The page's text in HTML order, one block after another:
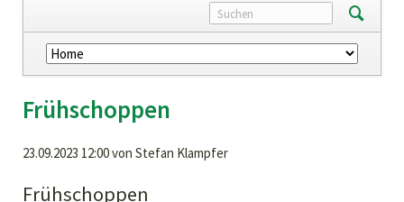
Navigation
überspringen
Frühschoppen
23.09.2023 12:00von Stefan Klampfer
Frühschoppen